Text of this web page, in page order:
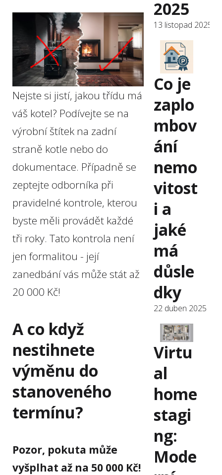
Nejste si jistí, jakou třídu má
váš kotel? Podívejte se na
výrobní štítek na zadní
straně kotle nebo do
dokumentace. Případně se
zeptejte odborníka při
pravidelné kontrole, kterou
byste měli provádět každé
tři roky. Tato kontrola není
jen formalitou - její
zanedbání vás může stát až
20 000 Kč!
A co když
nestihnete
výměnu do
stanoveného
termínu?
Pozor, pokuta může
vyšplhat až na 50 000 Kč!
2025
13 listopad 2025
Co je
zaplo
mbov
ání
nemo
vitost
i a
jaké
má
důsle
dky
22 duben 2025
Virtu
al
home
stagi
ng:
Mode